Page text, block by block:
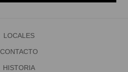
LOCALES
CONTACTO
HISTORIA